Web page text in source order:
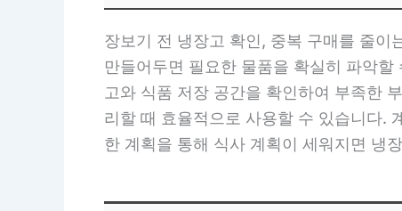
장보기 전 냉장고 확인, 중복 구매를 줄이
만들어두면 필요한 물품을 확실히 파악
고와 식품 저장 공간을 확인하여 부족한
리할 때 효율적으로 사용할 수 있습니다.
한 계획을 통해 식사 계획이 세워지면 냉